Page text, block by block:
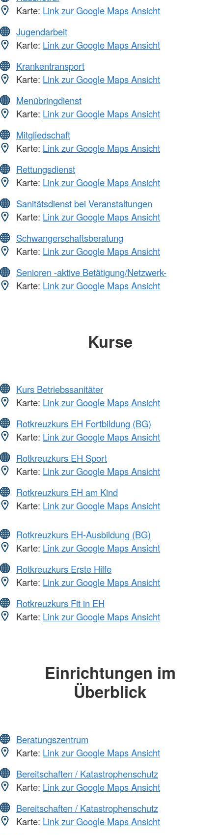
Karte: Link zur Google Maps Ansicht
Jugendarbeit
Karte: Link zur Google Maps Ansicht
Krankentransport
Karte: Link zur Google Maps Ansicht
Menübringdienst
Karte: Link zur Google Maps Ansicht
Mitgliedschaft
Karte: Link zur Google Maps Ansicht
Rettungsdienst
Karte: Link zur Google Maps Ansicht
Sanitätsdienst bei Veranstaltungen
Karte: Link zur Google Maps Ansicht
Schwangerschaftsberatung
Karte: Link zur Google Maps Ansicht
Senioren -aktive Betätigung/Netzwerk-
Karte: Link zur Google Maps Ansicht
Kurse
Kurs Betriebssanitäter
Karte: Link zur Google Maps Ansicht
Rotkreuzkurs EH Fortbildung (BG)
Karte: Link zur Google Maps Ansicht
Rotkreuzkurs EH Sport
Karte: Link zur Google Maps Ansicht
Rotkreuzkurs EH am Kind
Karte: Link zur Google Maps Ansicht
Rotkreuzkurs EH-Ausbildung (BG)
Karte: Link zur Google Maps Ansicht
Rotkreuzkurs Erste Hilfe
Karte: Link zur Google Maps Ansicht
Rotkreuzkurs Fit in EH
Karte: Link zur Google Maps Ansicht
Einrichtungen im
Überblick
Beratungszentrum
Karte: Link zur Google Maps Ansicht
Bereitschaften / Katastrophenschutz
Karte: Link zur Google Maps Ansicht
Bereitschaften / Katastrophenschutz
Karte: Link zur Google Maps Ansicht